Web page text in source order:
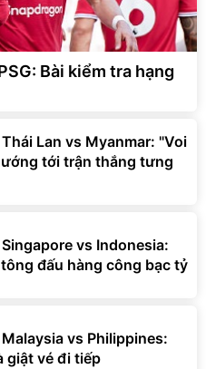
Bài kiểm tra hạng
Lan vs Myanmar: "Voi
tới trận thắng tưng
vs Indonesia:
đấu hàng công bạc tỷ
vs Philippines:
giật vé đi tiếp